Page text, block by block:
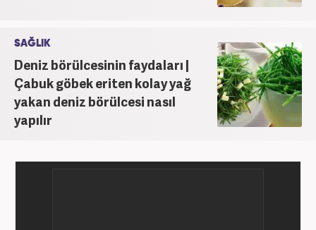
SAĞLIK
Deniz börülcesinin faydaları |
Çabuk göbek eriten kolay yağ
yakan deniz börülcesi nasıl
yapılır